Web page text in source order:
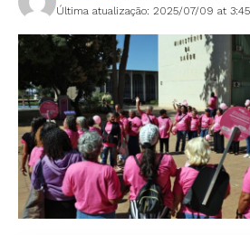
Última atualização: 2025/07/09 at